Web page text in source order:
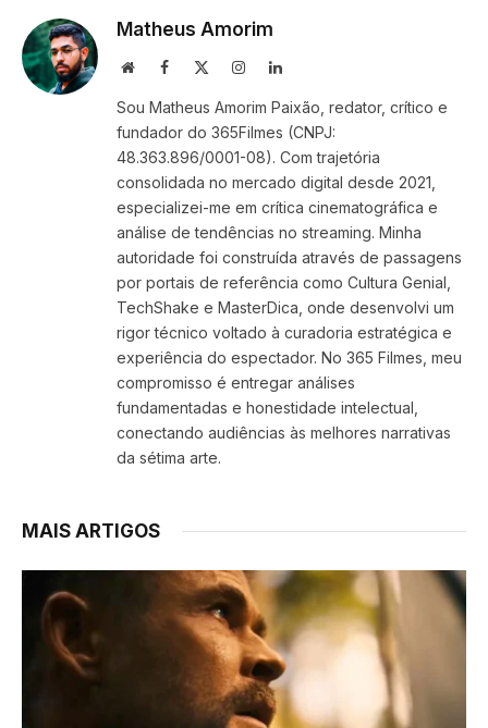
Matheus Amorim
WebsiteFacebook InstagramLinkedIn
Sou Matheus Amorim Paixão, redator, crítico e
fundador do 365Filmes (CNPJ:
48.363.896/0001-08). Com trajetória
consolidada no mercado digital desde 2021,
especializei-me em crítica cinematográfica e
análise de tendências no streaming. Minha
autoridade foi construída através de passagens
por portais de referência como Cultura Genial,
TechShake e MasterDica, onde desenvolvi um
rigor técnico voltado à curadoria estratégica e
experiência do espectador. No 365 Filmes, meu
compromisso é entregar análises
fundamentadas e honestidade intelectual,
conectando audiências às melhores narrativas
da sétima arte.
MAIS ARTIGOS